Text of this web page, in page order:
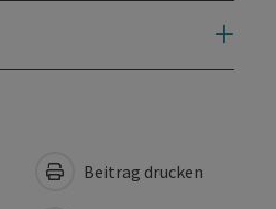
Beitrag drucken